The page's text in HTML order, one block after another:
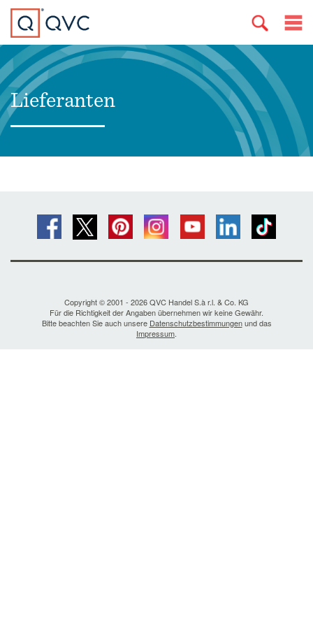
Lieferanten
Copyright © 2001 - 2026 QVC Handel S.à r.l. & Co. KG
Für die Richtigkeit der Angaben übernehmen wir keine Gewähr.
Bitte beachten Sie auch unsere Datenschutzbestimmungenund das
Impressum.